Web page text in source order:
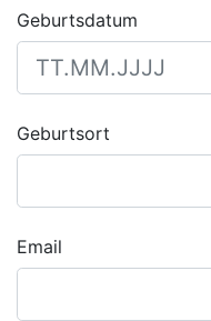
Geburtsdatum
Geburtsort
Email